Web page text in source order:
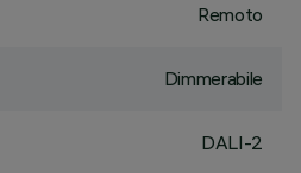
Remoto
Dimmerabile
DALI-2